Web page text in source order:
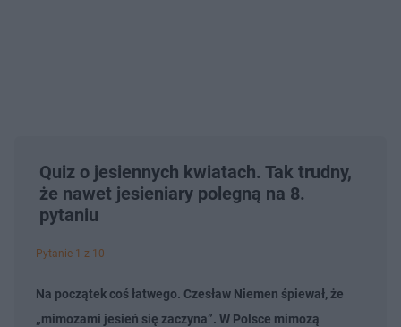
Quiz o jesiennych kwiatach. Tak trudny,
że nawet jesieniary polegną na 8.
pytaniu
Pytanie 1 z 10
Na początek coś łatwego. Czesław Niemen śpiewał, że
„mimozami jesień się zaczyna”. W Polsce mimozą